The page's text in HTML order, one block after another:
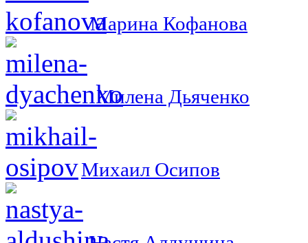
Марина Кофанова
Милена Дьяченко
Михаил Осипов